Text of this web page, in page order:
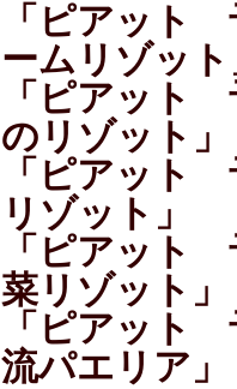
「ピアット
ームリゾット
「ピアット
のリゾット」
「ピアット
リゾット」
「ピアット
菜リゾット」
「ピアット
流パエリア